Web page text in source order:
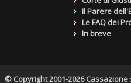
Il Parere
Le FAQ dei
In breve
© Copyright 2001-2026 Cassazione